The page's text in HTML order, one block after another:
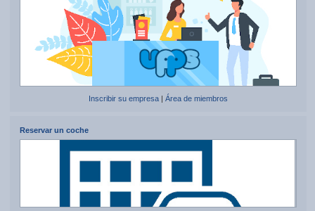
Inscribir su empresa| Área de miembros
Reservar un coche